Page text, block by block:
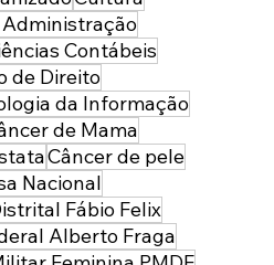
Contábeis
de Direito
da Informação
de Mama
Câncer de pele
Nacional
Fábio Felix
Alberto Fraga